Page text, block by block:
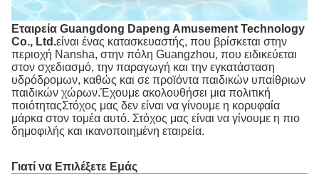
Εταιρεία Guangdong Dapeng Amusement Technology
Co., Ltd.είναι ένας κατασκευαστής, που βρίσκεται στην
περιοχή Nansha, στην πόλη Guangzhou, που ειδικεύεται
στον σχεδιασμό, την παραγωγή και την εγκατάσταση
υδρόδρομων, καθώς και σε προϊόντα παιδικών υπαίθριων
παιδικών χώρων.Έχουμε ακολουθήσει μια πολιτική
ποιότηταςΣτόχος μας δεν είναι να γίνουμε η κορυφαία
μάρκα στον τομέα αυτό. Στόχος μας είναι να γίνουμε η πιο
δημοφιλής και ικανοποιημένη εταιρεία.
Γιατί να Επιλέξετε Εμάς